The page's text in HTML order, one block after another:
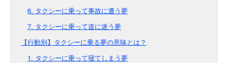
6. タクシーに乗って事故に遭う夢
7. タクシーに乗って道に迷う夢
【行動別】タクシーに乗る夢の意味とは？
1. タクシーに乗って寝てしまう夢